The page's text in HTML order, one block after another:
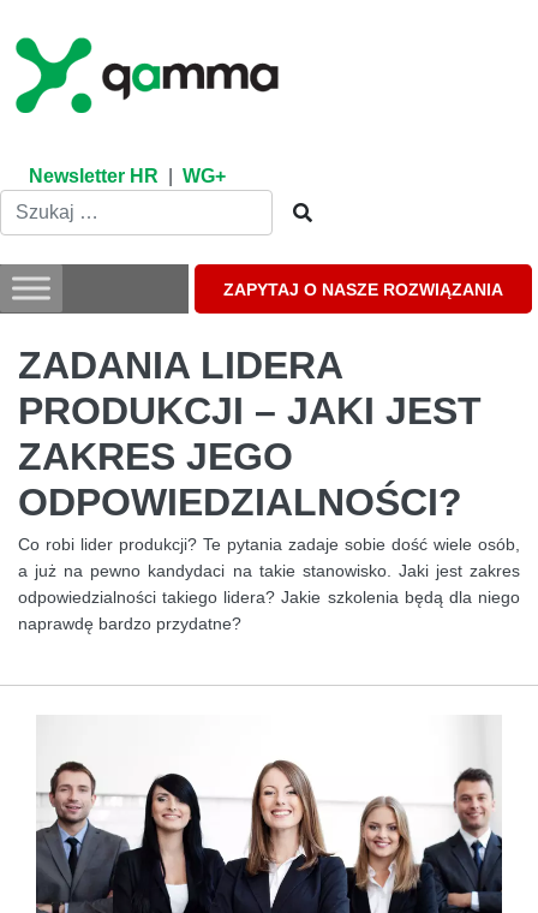
content
Newsletter HR WG+
ZAPYTAJ O NASZE ROZWIĄZANIA
ZADANIA LIDERA
PRODUKCJI – JAKI JEST
ZAKRES JEGO
ODPOWIEDZIALNOŚCI?
Co robi lider produkcji? Te pytania zadaje sobie dość wiele osób,
a już na pewno kandydaci na takie stanowisko. Jaki jest zakres
odpowiedzialności takiego lidera? Jakie szkolenia będą dla niego
naprawdę bardzo przydatne?